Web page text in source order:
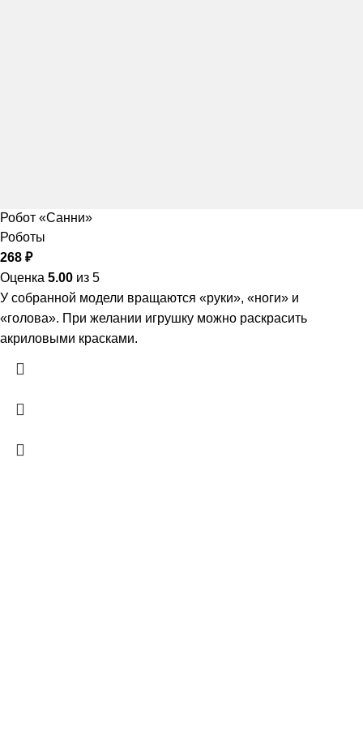
Робот «Санни»
Роботы
268 ₽
Оценка 5.00 из 5
У собранной модели вращаются «руки», «ноги» и
«голова». При желании игрушку можно раскрасить
акриловыми красками.